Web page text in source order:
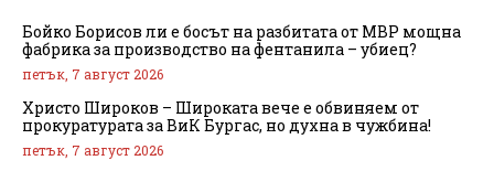
Бойко Борисов ли е босът на разбитата от МВР мощна
фабрика за производство на фентанила – убиец?
петък, 7 август 2026
Христо Широков – Широката вече е обвиняем от
прокуратурата за ВиК Бургас, но духна в чужбина!
петък, 7 август 2026